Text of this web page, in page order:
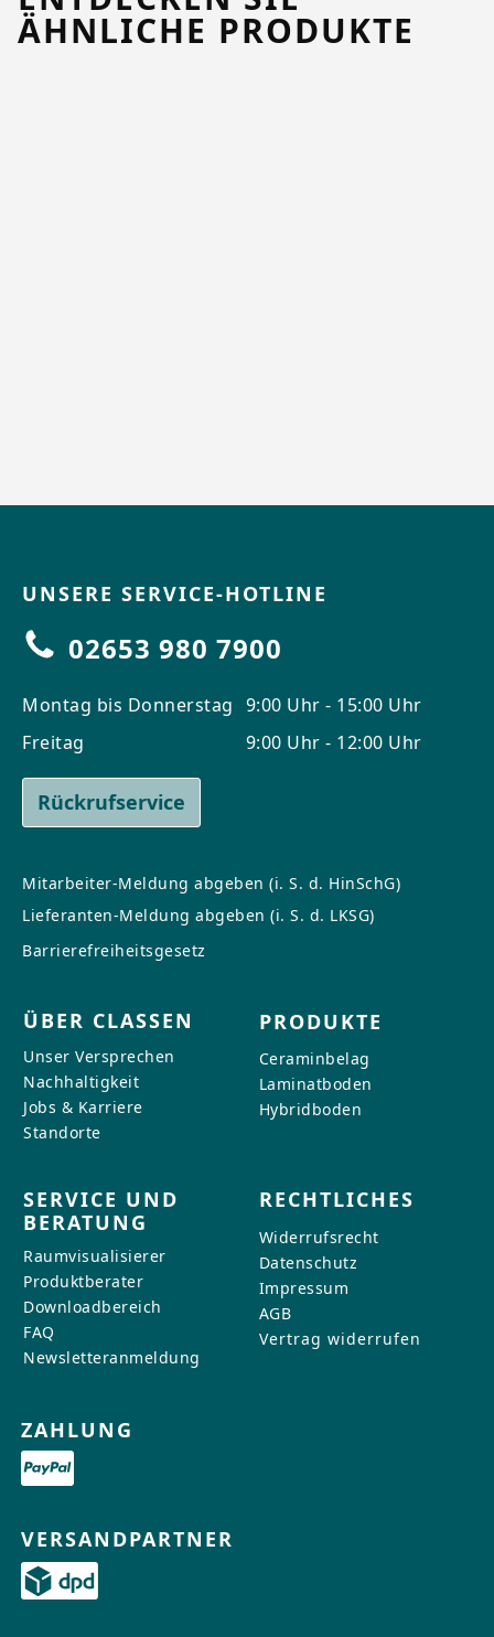
ÄHNLICHE PRODUKTE
UNSERE SERVICE-HOTLINE
02653 980 7900
Montag bis Donnerstag
Freitag
9:00 Uhr - 15:00 Uhr
9:00 Uhr - 12:00 Uhr
Rückrufservice
Mitarbeiter-Meldung abgeben (i. S. d. HinSchG)
Lieferanten-Meldung abgeben (i. S. d. LKSG)
Barrierefreiheitsgesetz
ÜBER CLASSEN
Unser Versprechen
Nachhaltigkeit
Jobs & Karriere
Standorte
PRODUKTE
Ceraminbelag
Laminatboden
Hybridboden
SERVICE UND
BERATUNG
Raumvisualisierer
Produktberater
Downloadbereich
FAQ
Newsletteranmeldung
RECHTLICHES
Widerrufsrecht
Datenschutz
Impressum
AGB
Vertrag widerrufen
ZAHLUNG
VERSANDPARTNER